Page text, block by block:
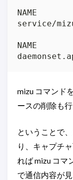
NAME
service/
NAME
mizu コマンド
ースの削除も
ということで
り、キャプチ
れば mizu コマ
で通信内容が